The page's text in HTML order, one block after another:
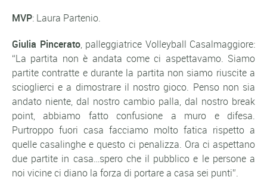
MVP: Laura Partenio.
Giulia Pincerato, palleggiatrice Volleyball Casalmaggiore:
“La partita non è andata come ci aspettavamo. Siamo
partite contratte e durante la partita non siamo riuscite a
scioglierci e a dimostrare il nostro gioco. Penso non sia
andato niente, dal nostro cambio palla, dal nostro break
point, abbiamo fatto confusione a muro e difesa.
Purtroppo fuori casa facciamo molto fatica rispetto a
quelle casalinghe e questo ci penalizza. Ora ci aspettano
due partite in casa…spero che il pubblico e le persone a
noi vicine ci diano la forza di portare a casa sei punti”.